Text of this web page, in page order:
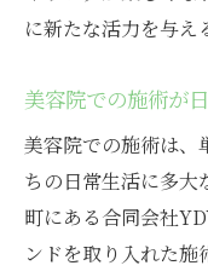
現場で培
地域密着
経験者が
新たな環
大阪市北
美容院のチャ
に新たな活力を与え
美容院での施術が
美容院での施術は、
ちの日常生活に多大
町にある合同会社
ンドを取り入れた